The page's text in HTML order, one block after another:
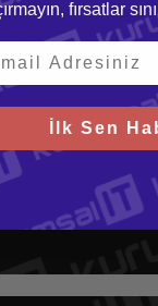
Vostro 3910MT, iş
ve yüksek kaliteli
ile iş süreçlerinizde
fırsatlar
İlk Sen